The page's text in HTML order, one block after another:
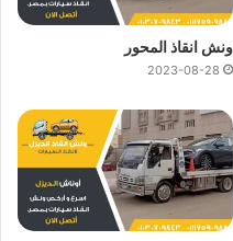
ونش انقاذ المحور
2023-08-28